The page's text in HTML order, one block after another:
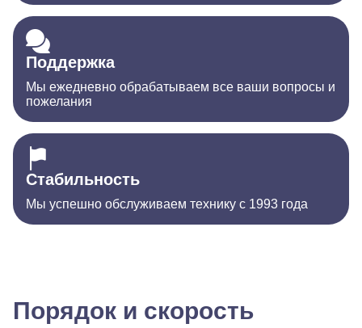
Поддержка
Мы ежедневно обрабатываем все ваши вопросы и
пожелания
Стабильность
Мы успешно обслуживаем технику с 1993 года
Порядок и скорость